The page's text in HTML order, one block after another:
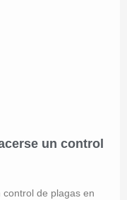
un control
de plagas en